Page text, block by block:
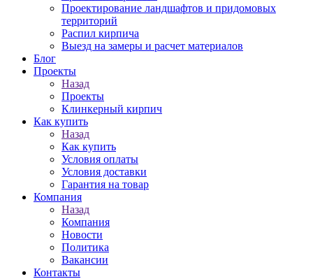
Проектирование ландшафтов и придомовых
территорий
Распил кирпича
Выезд на замеры и расчет материалов
Блог
Проекты
Назад
Проекты
Клинкерный кирпич
Как купить
Назад
Как купить
Условия оплаты
Условия доставки
Гарантия на товар
Компания
Назад
Компания
Новости
Политика
Вакансии
Контакты